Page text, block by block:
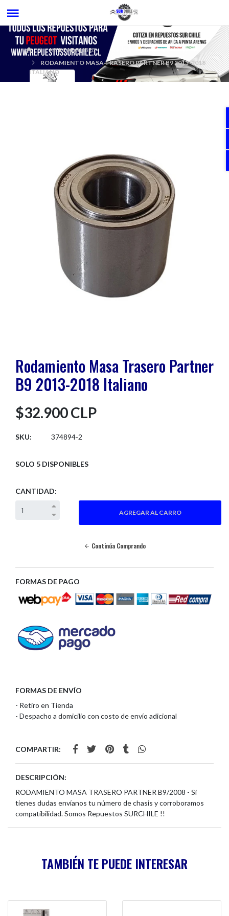
MERCADOLIBRE
RODAMIENTO MASA TRASERO PARTNER B9 2013-2018
ITALIANO
Rodamiento Masa Trasero Partner
B9 2013-2018 Italiano
$32.900 CLP
SKU: 374894-2
SOLO 5 DISPONIBLES
CANTIDAD:
Continúa Comprando
FORMAS DE PAGO
FORMAS DE ENVÍO
- Retiro en Tienda
- Despacho a domicilio con costo de envío adicional
COMPARTIR:
DESCRIPCIÓN:
RODAMIENTO MASA TRASERO PARTNER B9/2008 - Si
tienes dudas envíanos tu número de chasis y corroboramos
compatibilidad. Somos Repuestos SURCHILE !!
TAMBIÉN TE PUEDE INTERESAR